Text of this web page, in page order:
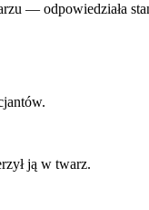
— odpowiedziała
ją w twarz.